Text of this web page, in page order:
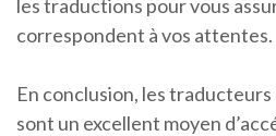
les traductions pour vous
correspondent à vos attentes.
En conclusion, les
sont un excellent moyen